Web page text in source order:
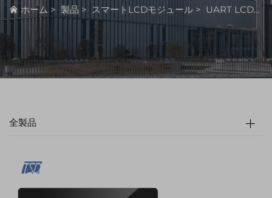
ホーム > 製品 > スマートLCDモジュール > UART LCDモジュール
全製品